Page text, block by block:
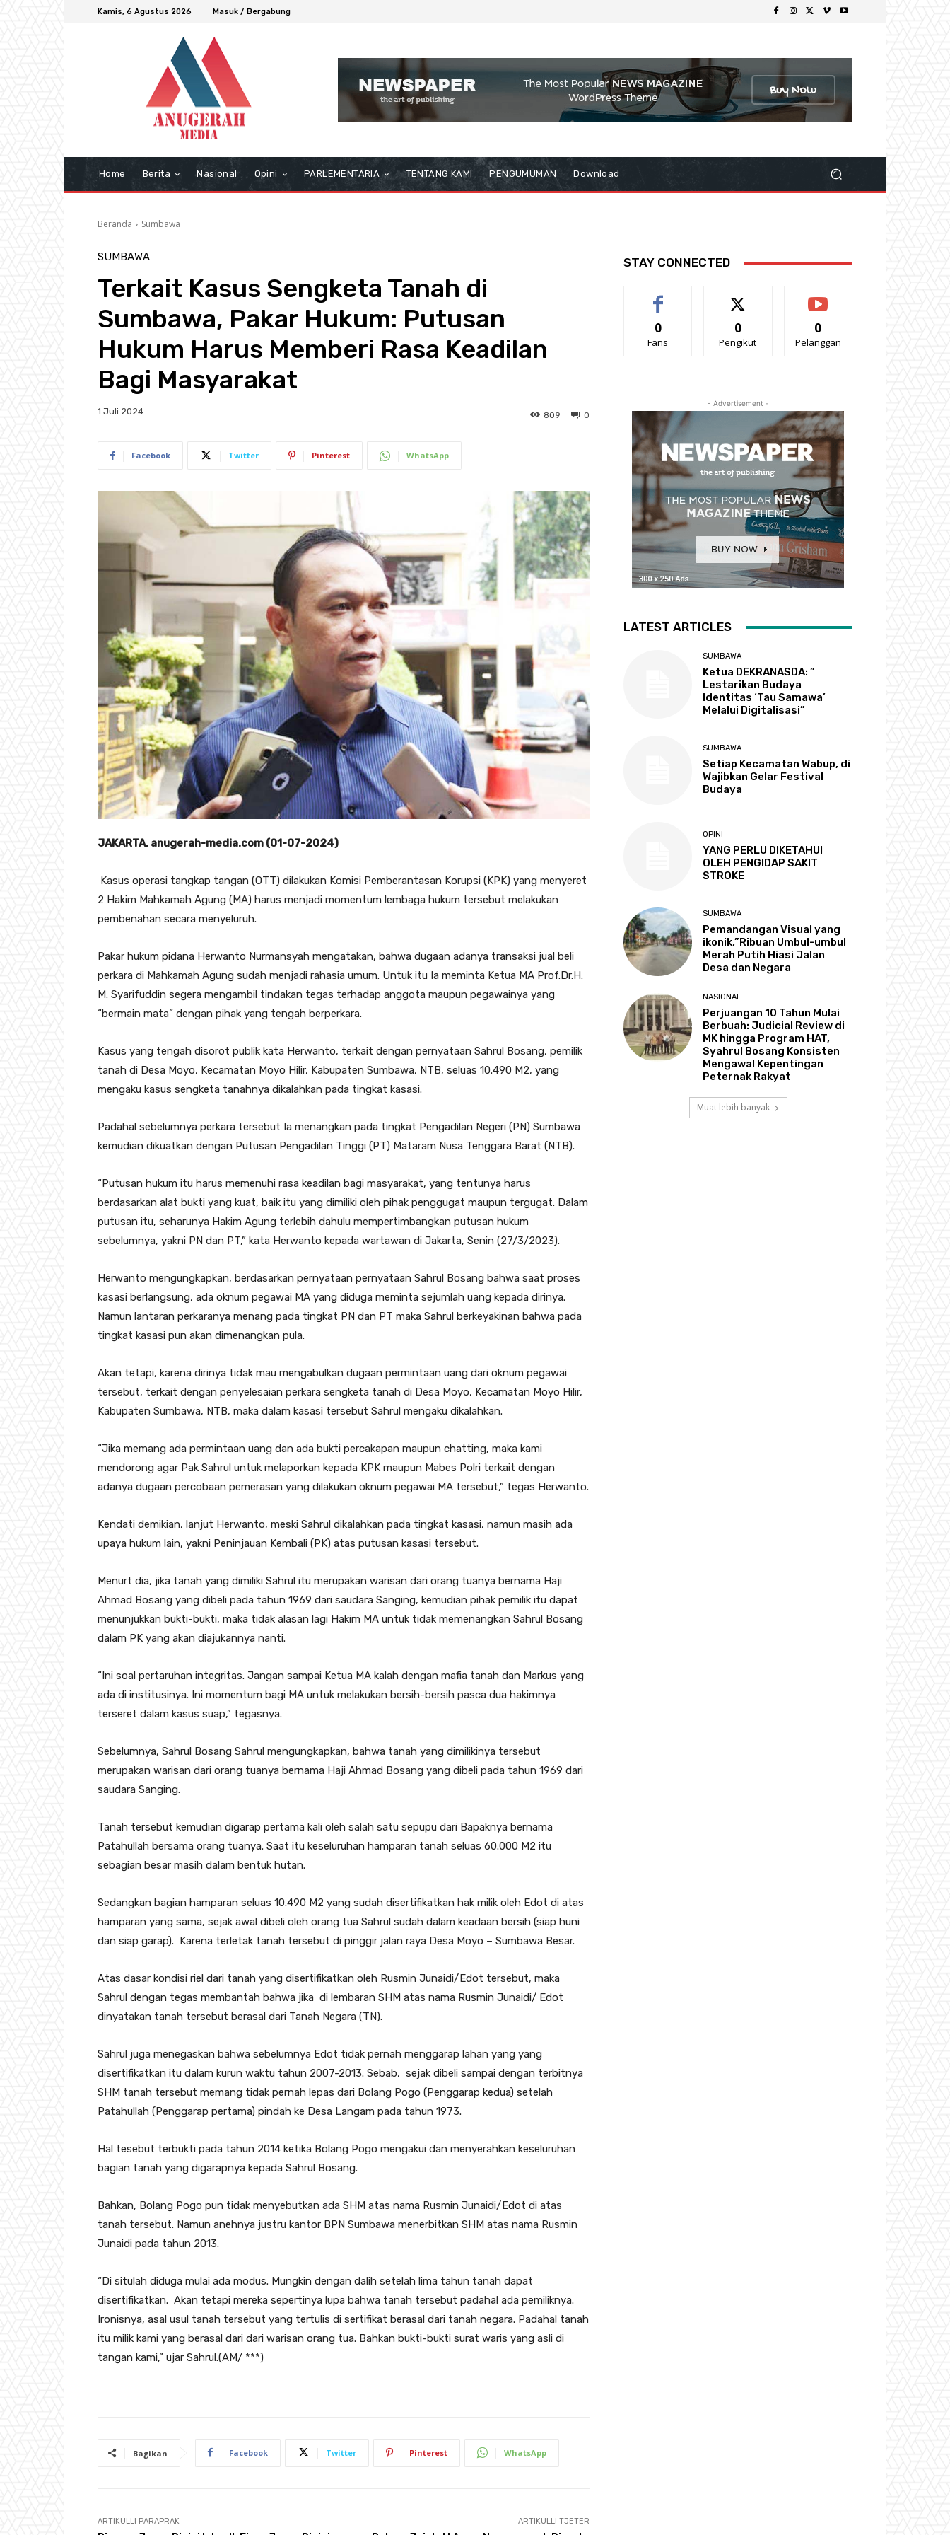
Kamis, 6 Agustus 2026 Masuk / Bergabung
Home Berita Nasional Opini PARLEMENTARIA TENTANG KAMI PENGUMUMAN Download
Beranda Sumbawa
SUMBAWA
Terkait Kasus Sengketa Tanah di
Sumbawa, Pakar Hukum: Putusan
Hukum Harus Memberi Rasa Keadilan
Bagi Masyarakat
1 Juli 2024 0
809
Facebook Twitter Pinterest WhatsApp
JAKARTA, anugerah-media.com (01-07-2024)
Kasus operasi tangkap tangan (OTT) dilakukan Komisi Pemberantasan Korupsi (KPK) yang menyeret
2 Hakim Mahkamah Agung (MA) harus menjadi momentum lembaga hukum tersebut melakukan
pembenahan secara menyeluruh.
Pakar hukum pidana Herwanto Nurmansyah mengatakan, bahwa dugaan adanya transaksi jual beli
perkara di Mahkamah Agung sudah menjadi rahasia umum. Untuk itu Ia meminta Ketua MA Prof.Dr.H.
M. Syarifuddin segera mengambil tindakan tegas terhadap anggota maupun pegawainya yang
“bermain mata” dengan pihak yang tengah berperkara.
Kasus yang tengah disorot publik kata Herwanto, terkait dengan pernyataan Sahrul Bosang, pemilik
tanah di Desa Moyo, Kecamatan Moyo Hilir, Kabupaten Sumbawa, NTB, seluas 10.490 M2, yang
mengaku kasus sengketa tanahnya dikalahkan pada tingkat kasasi.
Padahal sebelumnya perkara tersebut Ia menangkan pada tingkat Pengadilan Negeri (PN) Sumbawa
kemudian dikuatkan dengan Putusan Pengadilan Tinggi (PT) Mataram Nusa Tenggara Barat (NTB).
“Putusan hukum itu harus memenuhi rasa keadilan bagi masyarakat, yang tentunya harus
berdasarkan alat bukti yang kuat, baik itu yang dimiliki oleh pihak penggugat maupun tergugat. Dalam
putusan itu, seharunya Hakim Agung terlebih dahulu mempertimbangkan putusan hukum
sebelumnya, yakni PN dan PT,” kata Herwanto kepada wartawan di Jakarta, Senin (27/3/2023).
Herwanto mengungkapkan, berdasarkan pernyataan pernyataan Sahrul Bosang bahwa saat proses
kasasi berlangsung, ada oknum pegawai MA yang diduga meminta sejumlah uang kepada dirinya.
Namun lantaran perkaranya menang pada tingkat PN dan PT maka Sahrul berkeyakinan bahwa pada
tingkat kasasi pun akan dimenangkan pula.
Akan tetapi, karena dirinya tidak mau mengabulkan dugaan permintaan uang dari oknum pegawai
tersebut, terkait dengan penyelesaian perkara sengketa tanah di Desa Moyo, Kecamatan Moyo Hilir,
Kabupaten Sumbawa, NTB, maka dalam kasasi tersebut Sahrul mengaku dikalahkan.
“Jika memang ada permintaan uang dan ada bukti percakapan maupun chatting, maka kami
mendorong agar Pak Sahrul untuk melaporkan kepada KPK maupun Mabes Polri terkait dengan
adanya dugaan percobaan pemerasan yang dilakukan oknum pegawai MA tersebut,” tegas Herwanto.
Kendati demikian, lanjut Herwanto, meski Sahrul dikalahkan pada tingkat kasasi, namun masih ada
upaya hukum lain, yakni Peninjauan Kembali (PK) atas putusan kasasi tersebut.
Menurt dia, jika tanah yang dimiliki Sahrul itu merupakan warisan dari orang tuanya bernama Haji
Ahmad Bosang yang dibeli pada tahun 1969 dari saudara Sanging, kemudian pihak pemilik itu dapat
menunjukkan bukti-bukti, maka tidak alasan lagi Hakim MA untuk tidak memenangkan Sahrul Bosang
dalam PK yang akan diajukannya nanti.
“Ini soal pertaruhan integritas. Jangan sampai Ketua MA kalah dengan mafia tanah dan Markus yang
ada di institusinya. Ini momentum bagi MA untuk melakukan bersih-bersih pasca dua hakimnya
terseret dalam kasus suap,” tegasnya.
Sebelumnya, Sahrul Bosang Sahrul mengungkapkan, bahwa tanah yang dimilikinya tersebut
merupakan warisan dari orang tuanya bernama Haji Ahmad Bosang yang dibeli pada tahun 1969 dari
saudara Sanging.
Tanah tersebut kemudian digarap pertama kali oleh salah satu sepupu dari Bapaknya bernama
Patahullah bersama orang tuanya. Saat itu keseluruhan hamparan tanah seluas 60.000 M2 itu
sebagian besar masih dalam bentuk hutan.
Sedangkan bagian hamparan seluas 10.490 M2 yang sudah disertifikatkan hak milik oleh Edot di atas
hamparan yang sama, sejak awal dibeli oleh orang tua Sahrul sudah dalam keadaan bersih (siap huni
dan siap garap). Karena terletak tanah tersebut di pinggir jalan raya Desa Moyo – Sumbawa Besar.
Atas dasar kondisi riel dari tanah yang disertifikatkan oleh Rusmin Junaidi/Edot tersebut, maka
Sahrul dengan tegas membantah bahwa jika di lembaran SHM atas nama Rusmin Junaidi/ Edot
dinyatakan tanah tersebut berasal dari Tanah Negara (TN).
Sahrul juga menegaskan bahwa sebelumnya Edot tidak pernah menggarap lahan yang yang
disertifikatkan itu dalam kurun waktu tahun 2007-2013. Sebab, sejak dibeli sampai dengan terbitnya
SHM tanah tersebut memang tidak pernah lepas dari Bolang Pogo (Penggarap kedua) setelah
Patahullah (Penggarap pertama) pindah ke Desa Langam pada tahun 1973.
Hal tesebut terbukti pada tahun 2014 ketika Bolang Pogo mengakui dan menyerahkan keseluruhan
bagian tanah yang digarapnya kepada Sahrul Bosang.
Bahkan, Bolang Pogo pun tidak menyebutkan ada SHM atas nama Rusmin Junaidi/Edot di atas
tanah tersebut. Namun anehnya justru kantor BPN Sumbawa menerbitkan SHM atas nama Rusmin
Junaidi pada tahun 2013.
“Di situlah diduga mulai ada modus. Mungkin dengan dalih setelah lima tahun tanah dapat
disertifikatkan. Akan tetapi mereka sepertinya lupa bahwa tanah tersebut padahal ada pemiliknya.
Ironisnya, asal usul tanah tersebut yang tertulis di sertifikat berasal dari tanah negara. Padahal tanah
itu milik kami yang berasal dari dari warisan orang tua. Bahkan bukti-bukti surat waris yang asli di
tangan kami,” ujar Sahrul.(AM/ ***)
Bagikan Facebook Twitter Pinterest WhatsApp
ARTIKULLI PARAPRAK ARTIKULLI TJETËR
STAY CONNECTED
0
Fans
0
Pengikut
0
Pelanggan
- Advertisement -
LATEST ARTICLES
SUMBAWA
Ketua DEKRANASDA: ”
Lestarikan Budaya
Identitas ‘Tau Samawa’
Melalui Digitalisasi”
SUMBAWA
Setiap Kecamatan Wabup, di
Wajibkan Gelar Festival
Budaya
OPINI
YANG PERLU DIKETAHUI
OLEH PENGIDAP SAKIT
STROKE
SUMBAWA
Pemandangan Visual yang
ikonik,”Ribuan Umbul-umbul
Merah Putih Hiasi Jalan
Desa dan Negara
NASIONAL
Perjuangan 10 Tahun Mulai
Berbuah: Judicial Review di
MK hingga Program HAT,
Syahrul Bosang Konsisten
Mengawal Kepentingan
Peternak Rakyat
Muat lebih banyak